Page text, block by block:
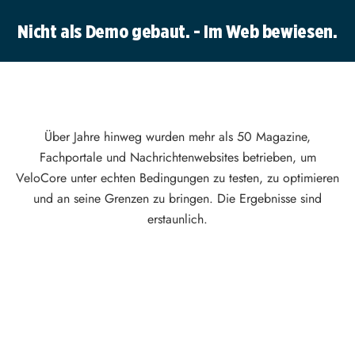
Nicht als Demo gebaut. - Im Web bewiesen.
Über Jahre hinweg wurden mehr als 50 Magazine,
Fachportale und Nachrichtenwebsites betrieben, um
VeloCore unter echten Bedingungen zu testen, zu optimieren
und an seine Grenzen zu bringen. Die Ergebnisse sind
erstaunlich.